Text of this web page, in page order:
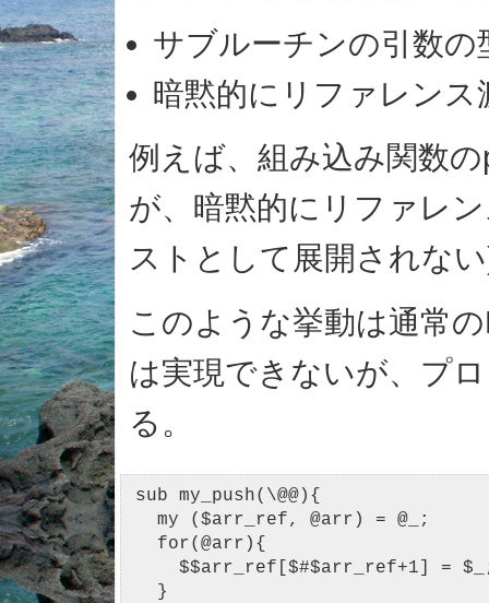
サブルーチンの引数
暗黙的にリファレン
例えば、組み込み関数
が、暗黙的にリファレ
ストとして展開されな
このような挙動は通常
は実現できないが、プ
る。
sub my_push(\@@){
  my ($arr_ref, @arr) = @_;
  for(@arr){
$$arr_ref[$#$arr_ref+1] =
  }